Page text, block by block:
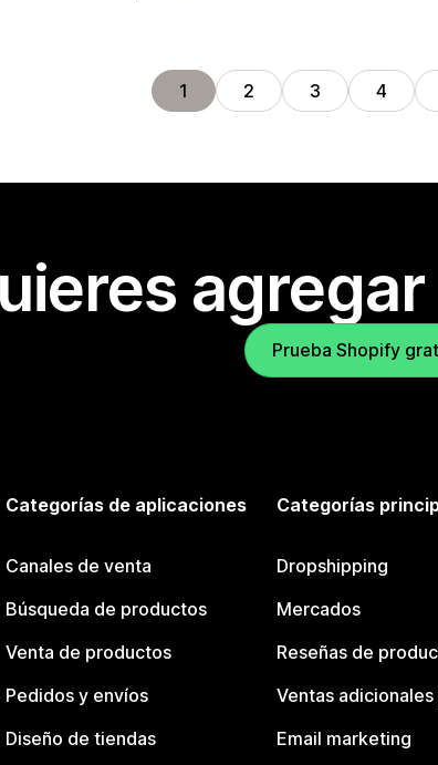
1 2 3 4
Prueba Shopify
Categorías de aplicaciones
Canales de venta
Búsqueda de productos
Venta de productos
Pedidos y envíos
Diseño de tiendas
Categorías
Dropshipping
Mercados
Reseñas de
Ventas
Email marketing